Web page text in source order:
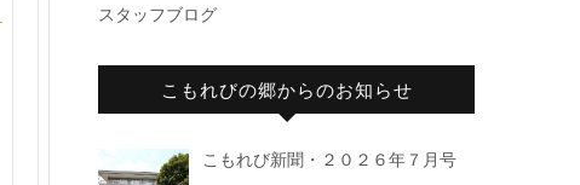
スタッフブログ
こもれびの郷からのお知らせ
こもれび新聞・２０２６年７月号